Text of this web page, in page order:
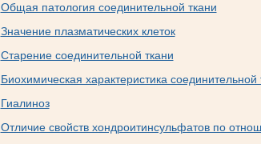
Общая патология соединительной ткани
Значение плазматических клеток
Старение соединительной ткани
Биохимическая характеристика соединительной
Гиалиноз
Отличие свойств хондроитинсульфатов по